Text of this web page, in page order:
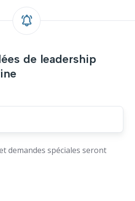
de leadership
demandes spéciales seront